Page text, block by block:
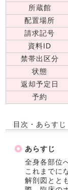
所蔵館
配置場所
請求記号
資料ID
禁帯出区分
状態
返却予定日
予約
目次・あらすじ
あらすじ
全身各部位
これまでに
解剖図とと